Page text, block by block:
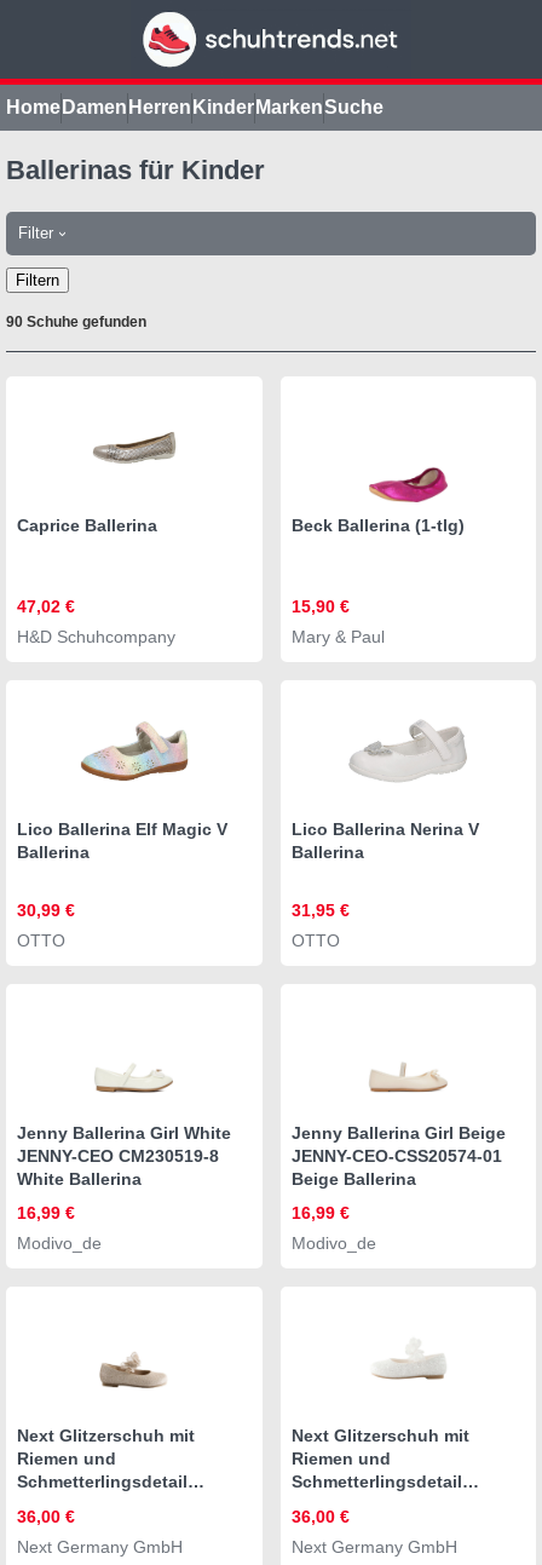
Home Damen Herren Kinder MarkenSuche
Ballerinas für Kinder
Filter ›
Filtern
90 Schuhe gefunden
Caprice Ballerina
47,02 €
H&D Schuhcompany
Beck Ballerina (1-tlg)
15,90 €
Mary & Paul
Lico Ballerina Elf Magic V
Ballerina
30,99 €
OTTO
Lico Ballerina Nerina V
Ballerina
31,95 €
OTTO
Jenny Ballerina Girl White
JENNY-CEO CM230519-8
White Ballerina
16,99 €
Modivo_de
Jenny Ballerina Girl Beige
JENNY-CEO-CSS20574-01
Beige Ballerina
16,99 €
Modivo_de
Next Glitzerschuh mit
Riemen und
Schmetterlingsdetail
36,00 €
Next Germany GmbH
Next Glitzerschuh mit
Riemen und
Schmetterlingsdetail
36,00 €
Next Germany GmbH